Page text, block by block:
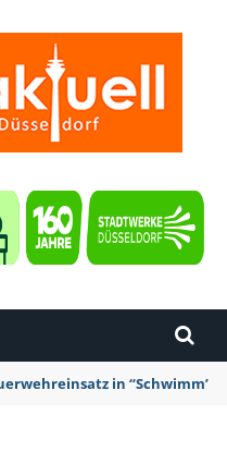
Bahn-Fahrt mit Dosenbier